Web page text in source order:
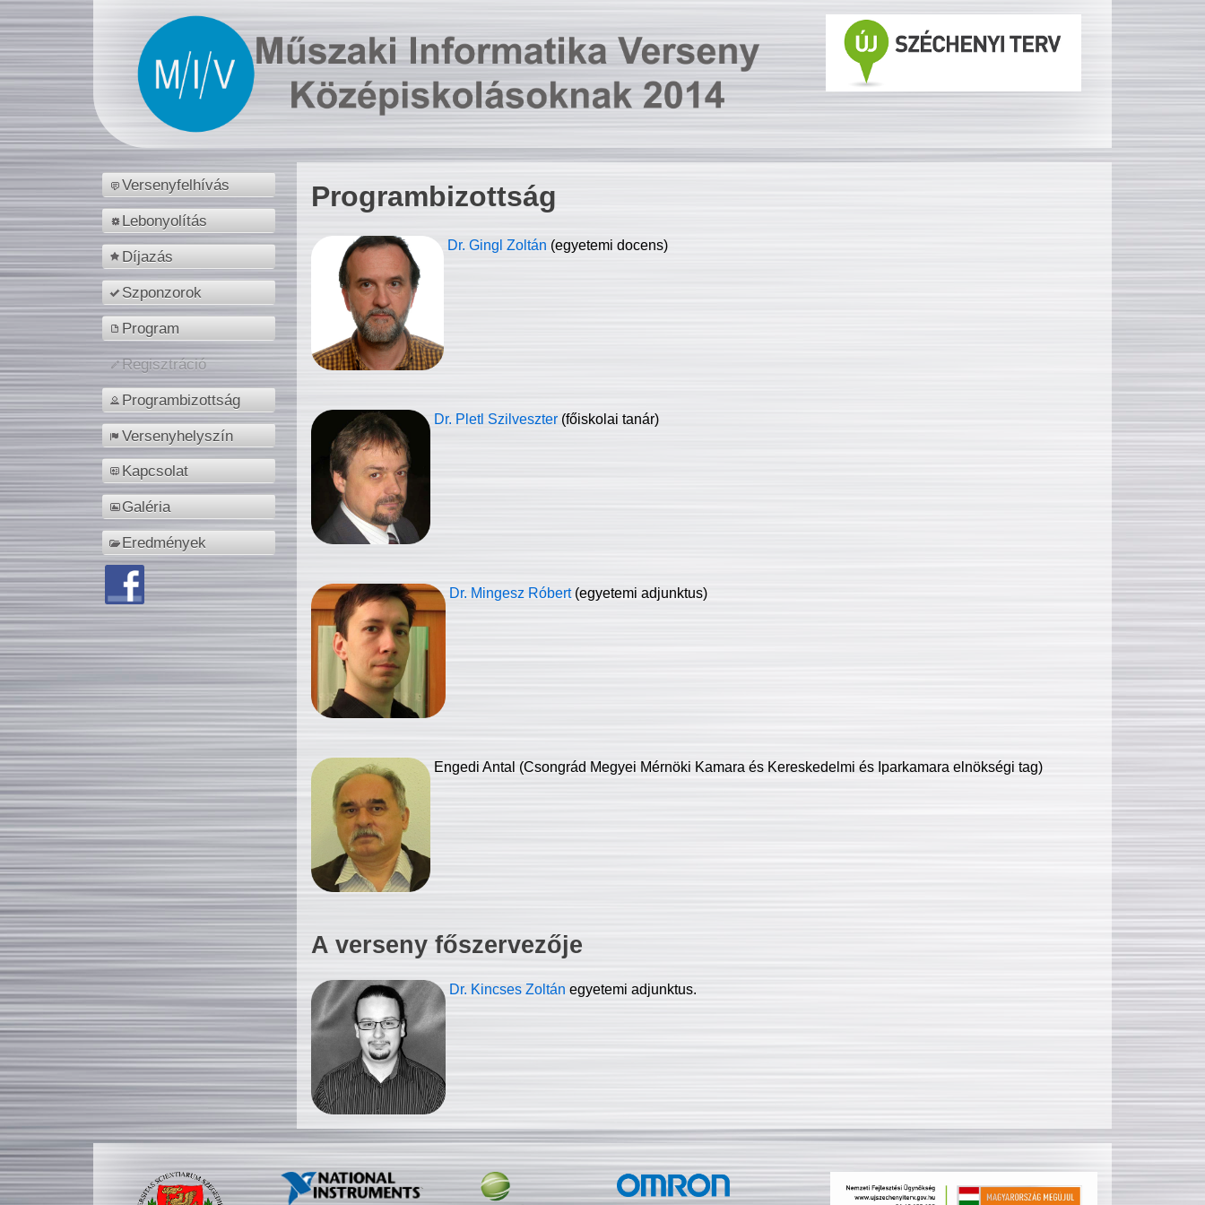
Versenyfelhívás
Lebonyolítás
Díjazás
Szponzorok
Program
Regisztráció
Programbizottság
Versenyhelyszín
Kapcsolat
Galéria
Eredmények
Programbizottság
Dr. Gingl Zoltán (egyetemi docens)
Dr. Pletl Szilveszter (főiskolai tanár)
Dr. Mingesz Róbert (egyetemi adjunktus)
Engedi Antal (Csongrád Megyei Mérnöki Kamara és Kereskedelmi és Iparkamara elnökségi tag)
A verseny főszervezője
Dr. Kincses Zoltán egyetemi adjunktus.